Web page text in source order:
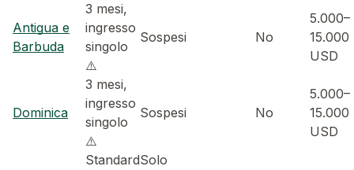
Antigua e
Barbuda
3 mesi,
ingresso
singolo
⚠️
Sospesi No
5.000–
15.000
USD
Dominica
3 mesi,
ingresso
singolo
⚠️
Sospesi No
5.000–
15.000
USD
StandardSolo